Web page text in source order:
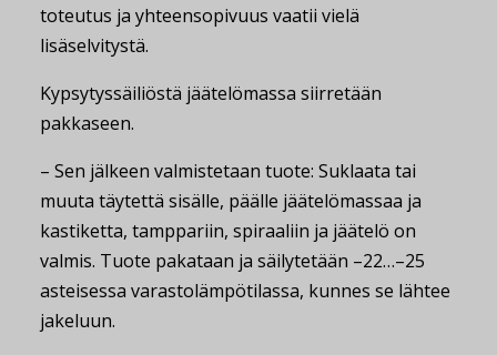
toteutus ja yhteensopivuus vaatii vielä
lisäselvitystä.
Kypsytyssäiliöstä jäätelömassa siirretään
pakkaseen.
– Sen jälkeen valmistetaan tuote: Suklaata tai
muuta täytettä sisälle, päälle jäätelömassaa ja
kastiketta, tamppariin, spiraaliin ja jäätelö on
valmis. Tuote pakataan ja säilytetään –22…–25
asteisessa varastolämpötilassa, kunnes se lähtee
jakeluun.